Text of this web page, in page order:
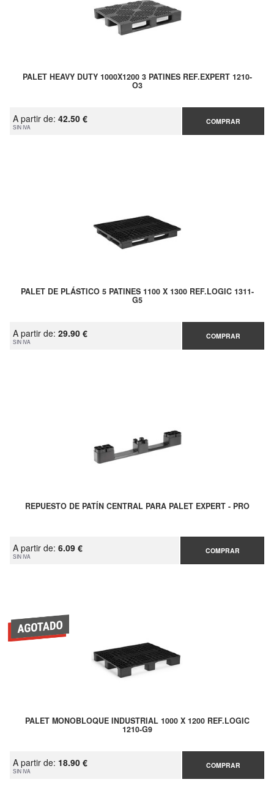
PALET HEAVY DUTY 1000X1200 3 PATINES REF.EXPERT 1210-
O3
A partir de: 42.50 €
SIN IVA
COMPRAR
PALET DE PLÁSTICO 5 PATINES 1100 X 1300 REF.LOGIC 1311-
G5
A partir de: 29.90 €
SIN IVA
COMPRAR
REPUESTO DE PATÍN CENTRAL PARA PALET EXPERT - PRO
A partir de: 6.09 €
SIN IVA
COMPRAR
PALET MONOBLOQUE INDUSTRIAL 1000 X 1200 REF.LOGIC
1210-G9
A partir de: 18.90 €
SIN IVA
COMPRAR